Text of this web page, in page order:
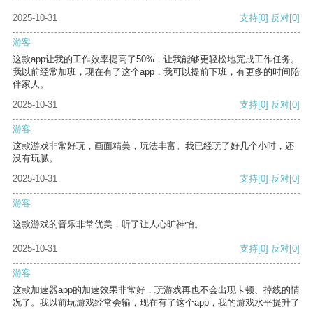
2025-10-31 支持[0] 反对[0]
游客
这款app让我的工作效率提高了50%，让我能够更轻松地完成工作任务。
我以前经常加班，现在有了这个app，我可以提前下班，有更多的时间陪
伴家人。
2025-10-31
支持[0] 反对[0]
游客
这款游戏非常好玩，画面精美，玩法丰富。我已经玩了好几个小时，还
没有玩腻。
2025-10-31
支持[0] 反对[0]
游客
这款游戏的音乐非常优美，听了让人心旷神怡。
2025-10-31 支持[0] 反对[0]
游客
这款加速器app的加速效果非常好，玩游戏再也不会出现卡顿、掉线的情
况了。我以前玩游戏经常会输，现在有了这个app，我的游戏水平提升了